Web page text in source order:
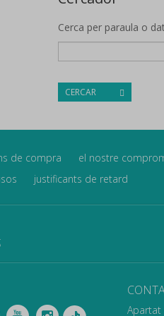
Cerca per paraula o
CERCAR
de compra
el nostre
justificants de retard
Apartat